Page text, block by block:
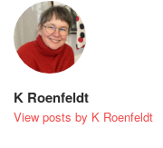
K Roenfeldt
View posts by K Roenfeldt